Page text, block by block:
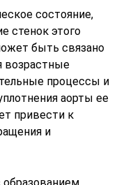
состояние,
стенок этого
быть связано
возрастные
процессы и
аорты ее
привести к
и